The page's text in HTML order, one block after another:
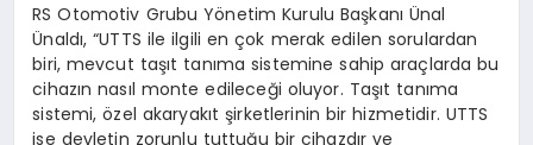
RS Otomotiv Grubu Yönetim Kurulu Başkanı Ünal
Ünaldı, “UTTS ile ilgili en çok merak edilen sorulardan
biri, mevcut taşıt tanıma sistemine sahip araçlarda bu
cihazın nasıl monte edileceği oluyor. Taşıt tanıma
sistemi, özel akaryakıt şirketlerinin bir hizmetidir. UTTS
ise devletin zorunlu tuttuğu bir cihazdır ve